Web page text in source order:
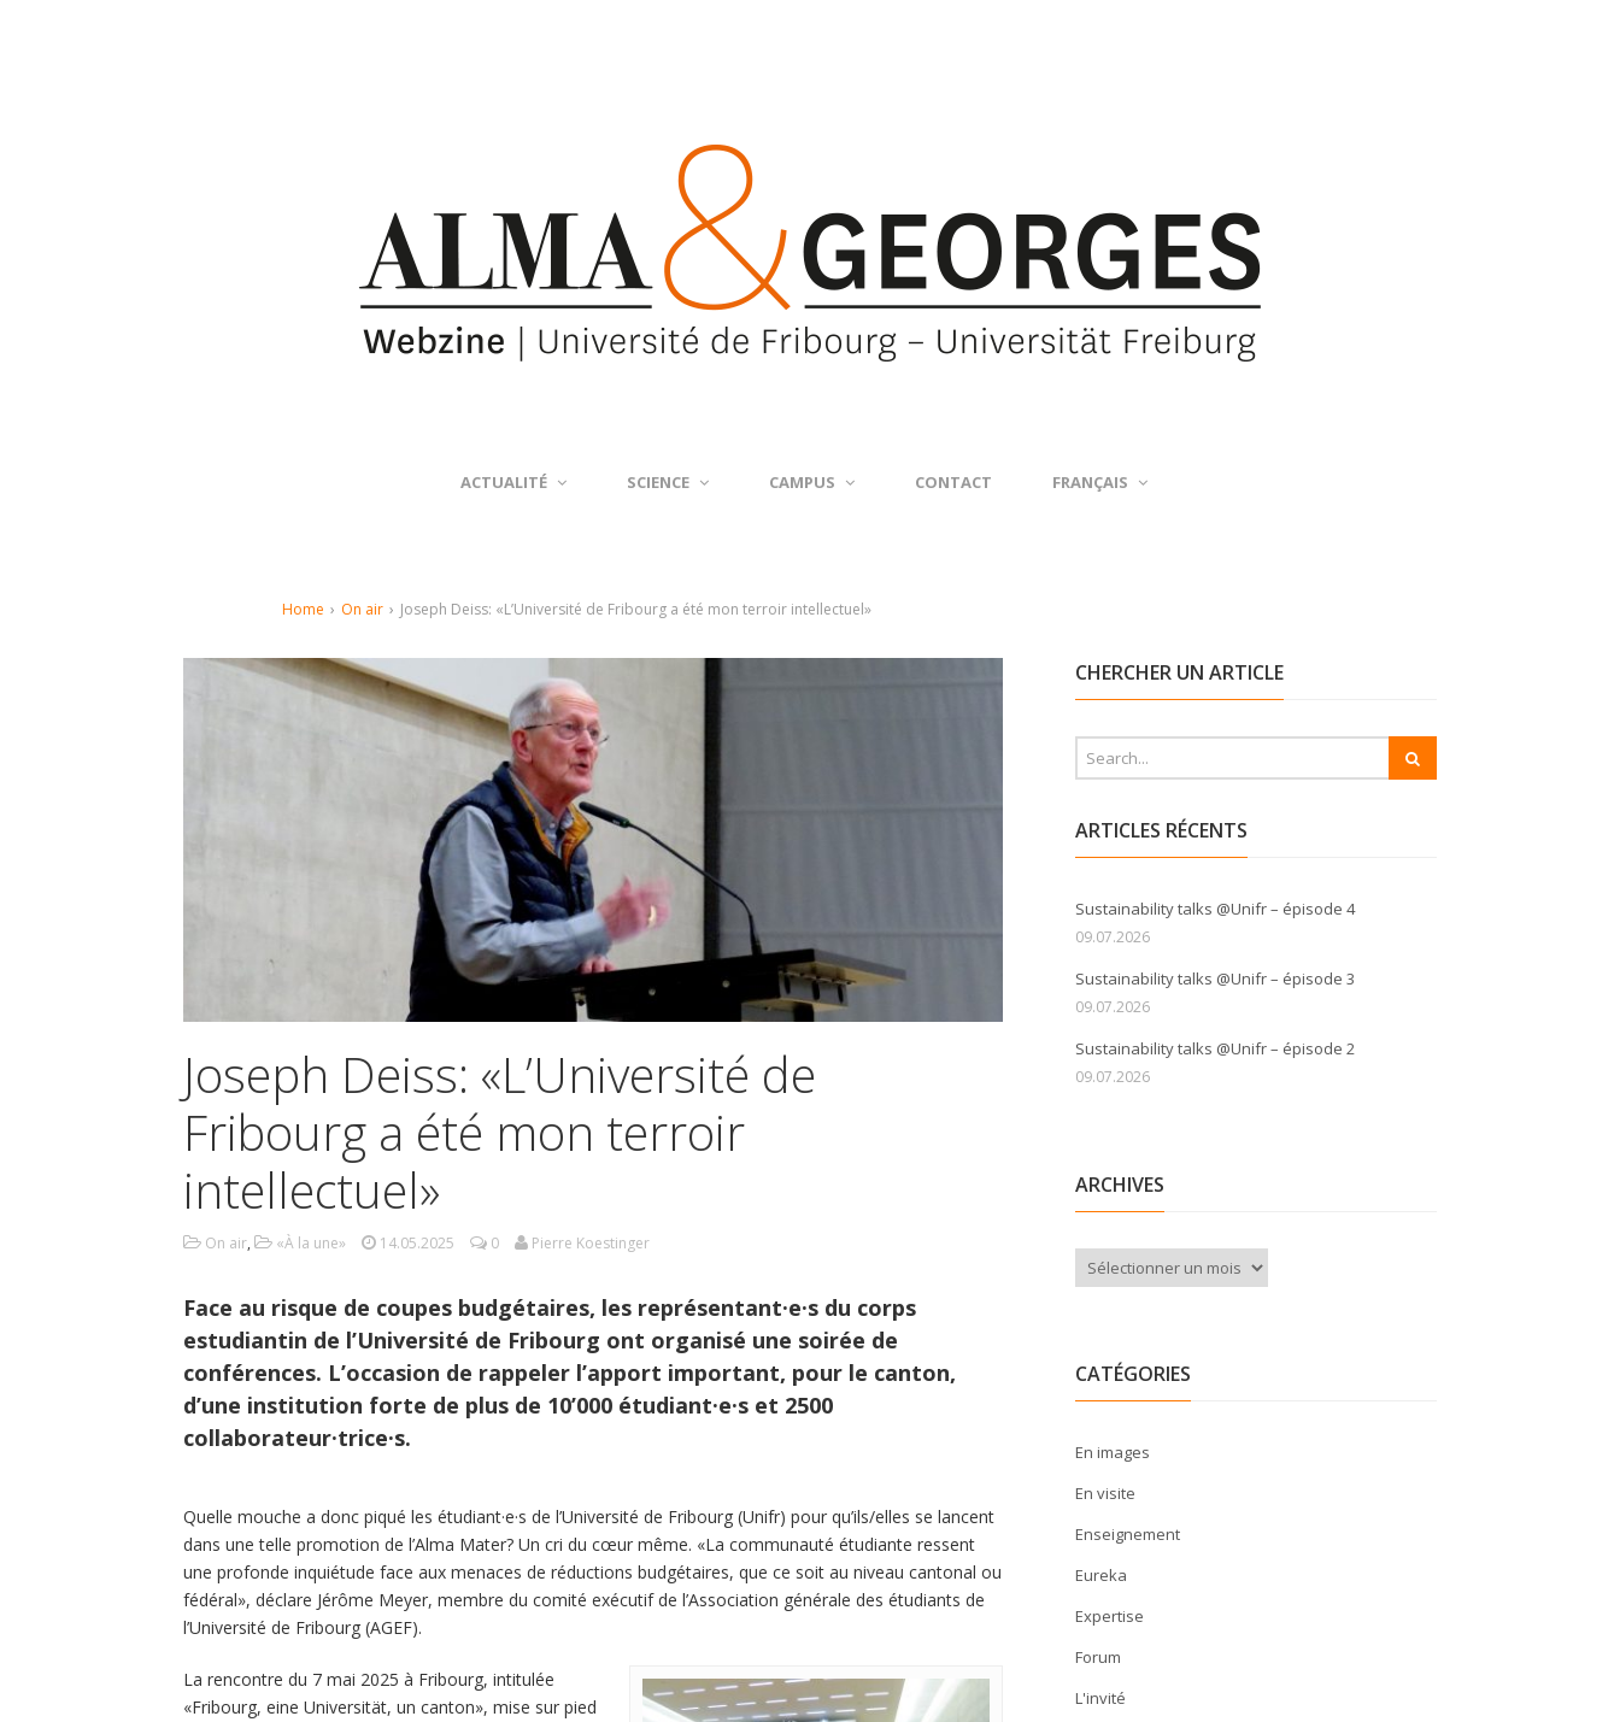
ACTUALITÉ SCIENCE CAMPUS CONTACT FRANÇAIS
Home › On air › Joseph Deiss: «L’Université de Fribourg a été mon terroir intellectuel»
Joseph Deiss: «L’Université de
Fribourg a été mon terroir
intellectuel»
On air, «À la une» 14.05.2025 0 Pierre Koestinger
Face au risque de coupes budgétaires, les représentant·e·s du corps
estudiantin de l’Université de Fribourg ont organisé une soirée de
conférences. L’occasion de rappeler l’apport important, pour le canton,
d’une institution forte de plus de 10’000 étudiant·e·s et 2500
collaborateur·trice·s.
Quelle mouche a donc piqué les étudiant·e·s de l’Université de Fribourg (Unifr) pour qu’ils/elles se lancent
dans une telle promotion de l’Alma Mater? Un cri du cœur même. «La communauté étudiante ressent
une profonde inquiétude face aux menaces de réductions budgétaires, que ce soit au niveau cantonal ou
fédéral», déclare Jérôme Meyer, membre du comité exécutif de l’Association générale des étudiants de
l’Université de Fribourg (AGEF).
La rencontre du 7 mai 2025 à Fribourg, intitulée
«Fribourg, eine Universität, un canton», mise sur pied
CHERCHER UN ARTICLE
ARTICLES RÉCENTS
Sustainability talks @Unifr – épisode 4
09.07.2026
Sustainability talks @Unifr – épisode 3
09.07.2026
Sustainability talks @Unifr – épisode 2
09.07.2026
ARCHIVES
Archives
CATÉGORIES
En images
En visite
Enseignement
Eureka
Expertise
Forum
L'invité